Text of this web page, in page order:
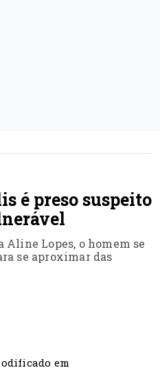
é preso suspeito
Aline Lopes, o homem se
se aproximar das
em